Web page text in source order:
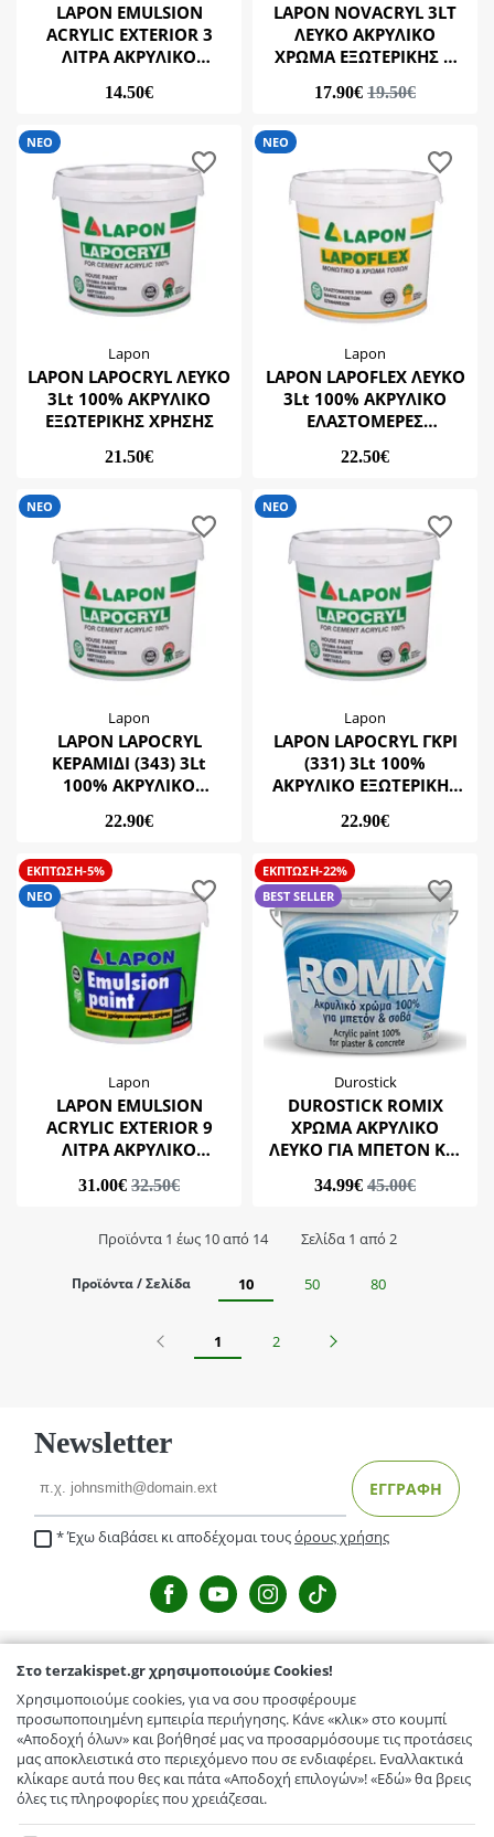
LAPON EMULSION
ACRYLIC EXTERIOR 3
ΛΙΤΡΑ ΑΚΡΥΛΙΚΟ
ΕΠΑΝΑΒΑΦΗ
14.50€
LAPON NOVACRYL 3LT
ΛΕΥΚΟ ΑΚΡΥΛΙΚΟ
ΧΡΩΜΑ ΕΞΩΤΕΡΙΚΗΣ &
ΠΡΟΣΤΑΣΙΑ)
17.90€ 19.50€
ΝΕΟ
Lapon
LAPON LAPOCRYL ΛΕΥΚΟ
3Lt 100% ΑΚΡΥΛΙΚΟ
ΕΞΩΤΕΡΙΚΗΣ ΧΡΗΣΗΣ
21.50€
ΝΕΟ
Lapon
LAPON LAPOFLEX ΛΕΥΚΟ
3Lt 100% ΑΚΡΥΛΙΚΟ
ΕΛΑΣΤΟΜΕΡΕΣ
(250% ΕΛΑΣΤΙΚΟΤΗΤΑ)
22.50€
ΝΕΟ
Lapon
LAPON LAPOCRYL
ΚΕΡΑΜΙΔΙ (343) 3Lt
100% ΑΚΡΥΛΙΚΟ
22.90€
ΝΕΟ
Lapon
LAPON LAPOCRYL ΓΚΡΙ
(331) 3Lt 100%
ΑΚΡΥΛΙΚΟ ΕΞΩΤΕΡΙΚΗΣ
22.90€
ΕΚΠΤΩΣΗ-5%
ΝΕΟ
Lapon
LAPON EMULSION
ACRYLIC EXTERIOR 9
ΛΙΤΡΑ ΑΚΡΥΛΙΚΟ
ΕΠΑΝΑΒΑΦΗ
31.00€ 32.50€
ΕΚΠΤΩΣΗ-22%
BEST SELLER
Durostick
DUROSTICK ROMIX
ΧΡΩΜΑ ΑΚΡΥΛΙΚΟ
ΛΕΥΚΟ ΓΙΑ ΜΠΕΤΟΝ ΚΑΙ
34.99€ 45.00€
Προϊόντα 1 έως 10 από 14 Σελίδα 1 από 2
Προϊόντα / Σελίδα 10 50 80
Προηγούμενο
1 2 Επόμενο
Newsletter
ΕΓΓΡΑΦΗ
Έχω διαβάσει κι αποδέχομαι τουςόρους χρήσης
TERZAKISPET.GR
Μενέλαου Παρλαμά 32,Γιόφυρος
Κόμβος Γαζίου-Κρουσώνα, Γάζι
Ελευθερίου Βενιζέλου 56, Αρκαλοχώρι
ΕΞΥΠΗΡΕΤΗΣΗ ΠΕΛΑΤΩΝ
Τρόποι Αποστολής / Μεταφορικά
Επιστροφές προϊόντων
Συχνές ερωτήσεις
TERZAKISPET.GR
Εταιρικό προφίλ
Στο terzakispet.gr χρησιμοποιούμε Cookies!
Χρησιμοποιούμε cookies, για να σου προσφέρουμε
προσωποποιημένη εμπειρία περιήγησης. Κάνε «κλικ» στο κουμπί
«Αποδοχή όλων» και βοήθησέ μας να προσαρμόσουμε τις προτάσεις
μας αποκλειστικά στο περιεχόμενο που σε ενδιαφέρει. Εναλλακτικά
κλίκαρε αυτά που θες και πάτα «Αποδοχή επιλογών»! «Εδώ» θα βρεις
όλες τις πληροφορίες που χρειάζεσαι.